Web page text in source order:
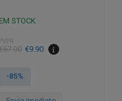
EM STOCK
PVPR
67.00
original
€67.00.
€9.90
atual
€9.90.
-85%